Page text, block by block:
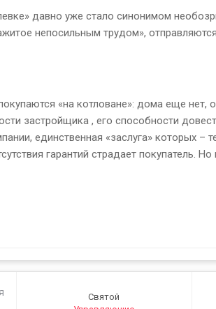
давно уже стало синонимом
непосильным трудом»,
«на котловане»: дома еще нет,
застройщика , его способности
единственная «заслуга» которых
гарантий страдает покупатель.
Святой